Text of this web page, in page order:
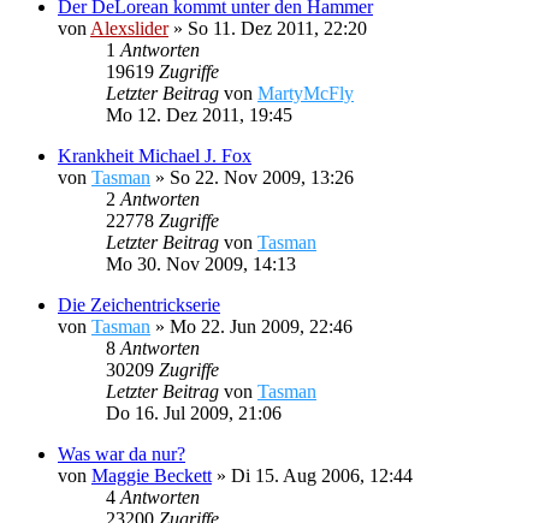
Der DeLorean kommt unter den Hammer
von Alexslider» So 11. Dez 2011, 22:20
1 Antworten
19619 Zugriffe
Letzter Beitrag von MartyMcFly
Mo 12. Dez 2011, 19:45
Krankheit Michael J. Fox
von Tasman » So 22. Nov 2009, 13:26
2 Antworten
22778 Zugriffe
Letzter Beitrag von Tasman
Mo 30. Nov 2009, 14:13
Die Zeichentrickserie
von Tasman » Mo 22. Jun 2009, 22:46
8 Antworten
30209 Zugriffe
Letzter Beitrag von Tasman
Do 16. Jul 2009, 21:06
Was war da nur?
von Maggie Beckett » Di 15. Aug 2006, 12:44
4 Antworten
23200 Zugriffe